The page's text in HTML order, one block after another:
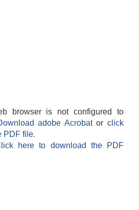
browser is not configured to
adobe Acrobatorclick
PDF file.
here to download the PDF